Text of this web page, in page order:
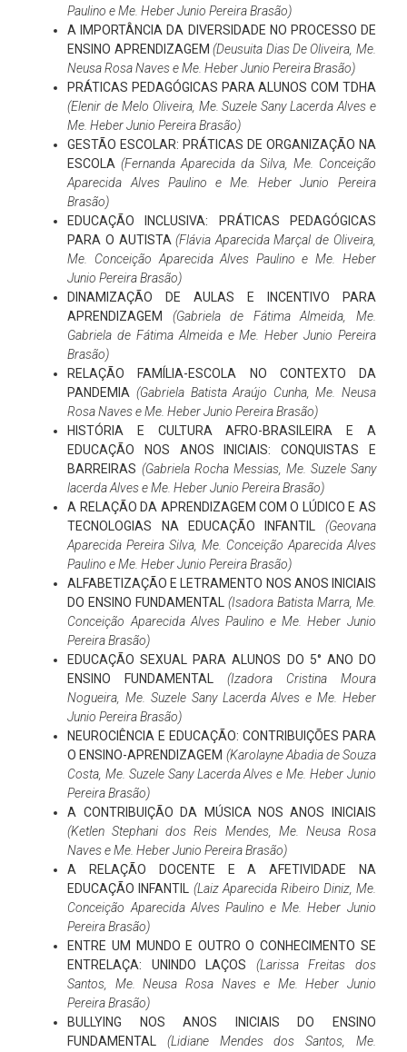
Paulino e Me. Heber Junio Pereira Brasão)
A IMPORTÂNCIA DA DIVERSIDADE NO PROCESSO DE
ENSINO APRENDIZAGEM(Deusuita Dias De Oliveira, Me.
Neusa Rosa Naves e Me. Heber Junio Pereira Brasão)
PRÁTICAS PEDAGÓGICAS PARA ALUNOS COM TDHA
(Elenir de Melo Oliveira, Me. Suzele Sany Lacerda Alves e
Me. Heber Junio Pereira Brasão)
GESTÃO ESCOLAR: PRÁTICAS DE ORGANIZAÇÃO NA
ESCOLA(Fernanda Aparecida da Silva, Me. Conceição
Aparecida Alves Paulino e Me. Heber Junio Pereira
Brasão)
EDUCAÇÃO INCLUSIVA: PRÁTICAS PEDAGÓGICAS
PARA O AUTISTA(Flávia Aparecida Marçal de Oliveira,
Me. Conceição Aparecida Alves Paulino e Me. Heber
Junio Pereira Brasão)
DINAMIZAÇÃO DE AULAS E INCENTIVO PARA
APRENDIZAGEM (Gabriela de Fátima Almeida, Me.
Gabriela de Fátima Almeida e Me. Heber Junio Pereira
Brasão)
RELAÇÃO FAMÍLIA-ESCOLA NO CONTEXTO DA
PANDEMIA (Gabriela Batista Araújo Cunha, Me. Neusa
Rosa Naves e Me. Heber Junio Pereira Brasão)
HISTÓRIA E CULTURA AFRO-BRASILEIRA E A
EDUCAÇÃO NOS ANOS INICIAIS: CONQUISTAS E
BARREIRAS (Gabriela Rocha Messias, Me. Suzele Sany
lacerda Alves e Me. Heber Junio Pereira Brasão)
A RELAÇÃO DA APRENDIZAGEM COM O LÚDICO E AS
TECNOLOGIAS NA EDUCAÇÃO INFANTIL (Geovana
Aparecida Pereira Silva, Me. Conceição Aparecida Alves
Paulino e Me. Heber Junio Pereira Brasão)
ALFABETIZAÇÃO E LETRAMENTO NOS ANOS INICIAIS
DO ENSINO FUNDAMENTAL (Isadora Batista Marra, Me.
Conceição Aparecida Alves Paulino e Me. Heber Junio
Pereira Brasão)
EDUCAÇÃO SEXUAL PARA ALUNOS DO 5° ANO DO
ENSINO FUNDAMENTAL (Izadora Cristina Moura
Nogueira, Me. Suzele Sany Lacerda Alves e Me. Heber
Junio Pereira Brasão)
NEUROCIÊNCIA E EDUCAÇÃO: CONTRIBUIÇÕES PARA
O ENSINO-APRENDIZAGEM (Karolayne Abadia de Souza
Costa, Me. Suzele Sany Lacerda Alves e Me. Heber Junio
Pereira Brasão)
A CONTRIBUIÇÃO DA MÚSICA NOS ANOS INICIAIS
(Ketlen Stephani dos Reis Mendes, Me. Neusa Rosa
Naves e Me. Heber Junio Pereira Brasão)
A RELAÇÃO DOCENTE E A AFETIVIDADE NA
EDUCAÇÃO INFANTIL (Laiz Aparecida Ribeiro Diniz, Me.
Conceição Aparecida Alves Paulino e Me. Heber Junio
Pereira Brasão)
ENTRE UM MUNDO E OUTRO O CONHECIMENTO SE
ENTRELAÇA: UNINDO LAÇOS (Larissa Freitas dos
Santos, Me. Neusa Rosa Naves e Me. Heber Junio
Pereira Brasão)
BULLYING NOS ANOS INICIAIS DO ENSINO
FUNDAMENTAL(Lidiane Mendes dos Santos, Me.